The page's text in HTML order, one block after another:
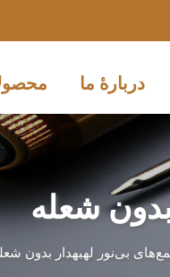
دربارهٔ ما
شعله
بی‌نور لهبهدار بدون